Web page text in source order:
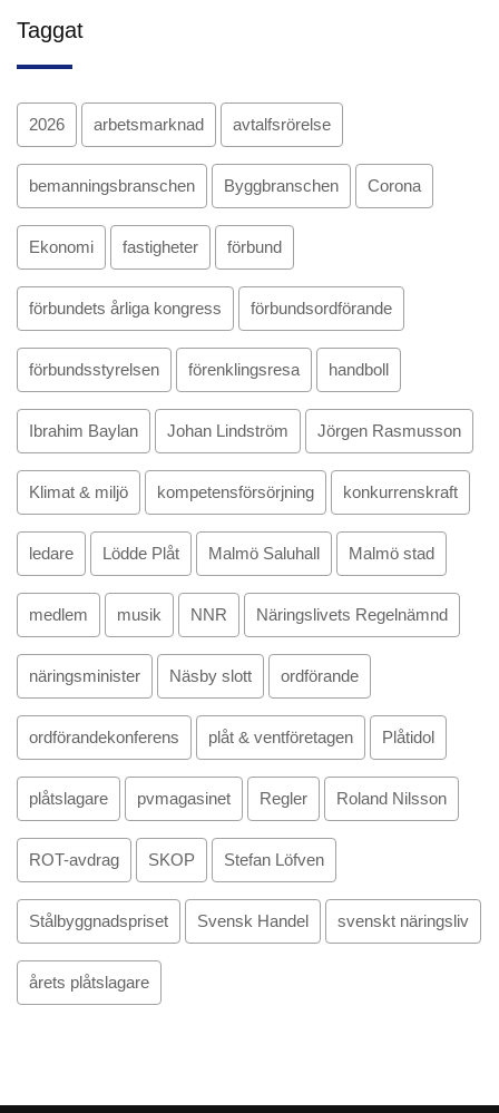
Taggat
2026 arbetsmarknad avtalfsrörelse
bemanningsbranschen Byggbranschen Corona
Ekonomi fastigheter förbund
förbundets årliga kongress förbundsordförande
förbundsstyrelsen förenklingsresa handboll
Ibrahim Baylan Johan Lindström Jörgen Rasmusson
Klimat & miljö kompetensförsörjning konkurrenskraft
ledare Lödde Plåt Malmö Saluhall Malmö stad
medlem musik NNR Näringslivets Regelnämnd
näringsminister Näsby slott ordförande
ordförandekonferens plåt & ventföretagen Plåtidol
plåtslagare pvmagasinet Regler Roland Nilsson
ROT-avdrag SKOP Stefan Löfven
Stålbyggnadspriset Svensk Handel svenskt näringsliv
årets plåtslagare